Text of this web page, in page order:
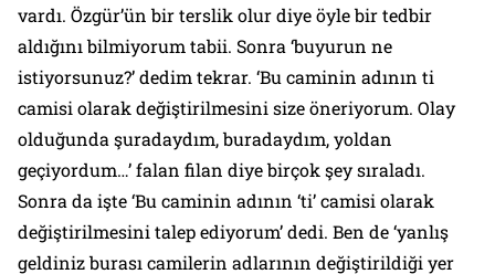
vardı. Özgür’ün bir terslik olur diye öyle bir tedbir
aldığını bilmiyorum tabii. Sonra ‘buyurun ne
istiyorsunuz?’ dedim tekrar. ‘Bu caminin adının ti
camisi olarak değiştirilmesini size öneriyorum. Olay
olduğunda şuradaydım, buradaydım, yoldan
geçiyordum…’ falan filan diye birçok şey sıraladı.
Sonra da işte ‘Bu caminin adının ‘ti’ camisi olarak
değiştirilmesini talep ediyorum’ dedi. Ben de ‘yanlış
geldiniz burası camilerin adlarının değiştirildiği yer